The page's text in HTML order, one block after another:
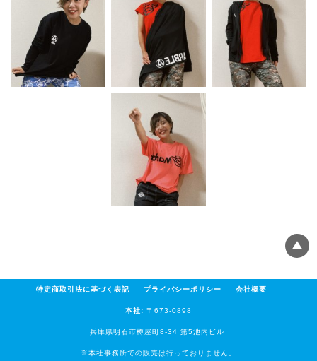
特定商取引法に基づく表記 プライバシーポリシー 会社概要
本社: 〒673-0898
兵庫県明石市樽屋町8-34 第5池内ビル
※本社事務所での販売は行っておりません。